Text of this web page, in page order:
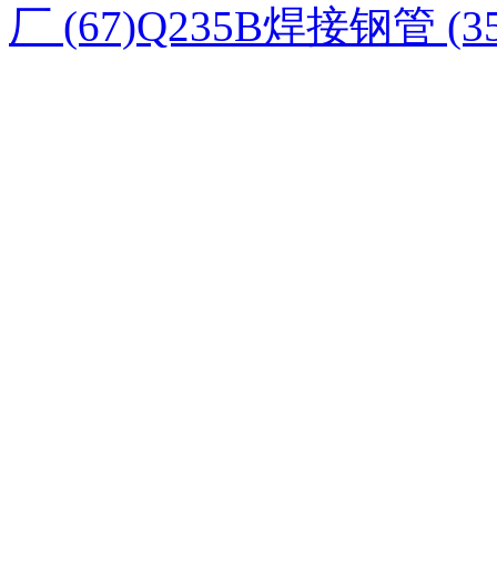
厂 (67)Q235B焊接钢管